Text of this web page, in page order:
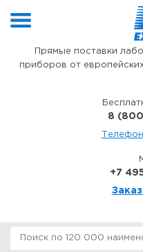
Прямые поставки
приборов от
8
+7